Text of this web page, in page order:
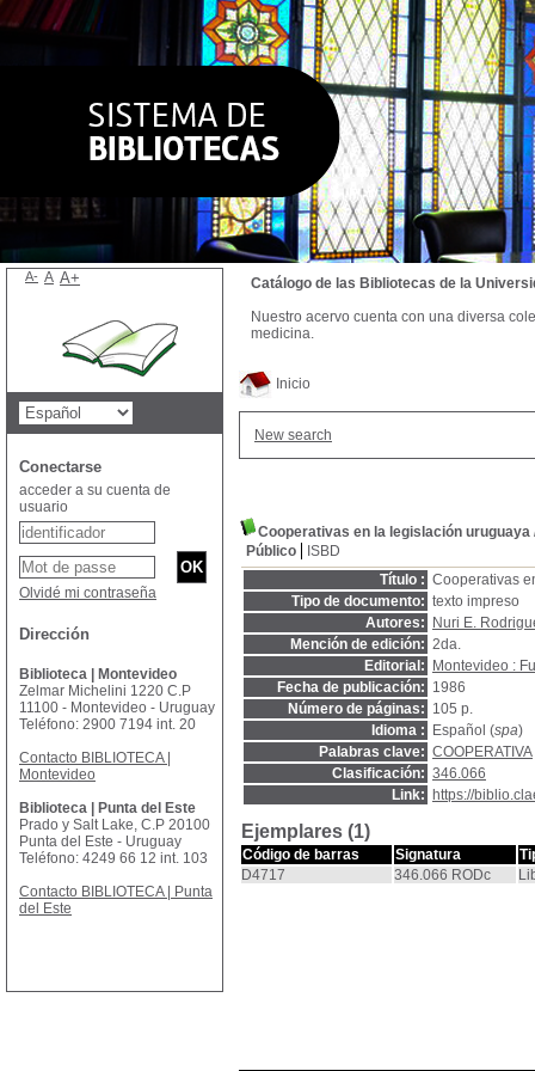
Inicio
New search
Cooperativas en la legislación uruguaya
Público
ISBD
Título : Cooperativas
Tipo de documento: texto impreso
Autores:
Nuri E.
Mención de edición: 2da.
Editorial:
Montevideo :
Fecha de publicación: 1986
Número de páginas: 105 p.
Idioma :
Español (spa)
Palabras clave: COOPERATIVA
Clasificación: 346.066
Link:
https://
Ejemplares (1)
Código de barras Signatura
D4717
346.066 RODc
Catálogo de las Bibliotecas de la
Nuestro acervo cuenta con una diversa
medicina.
A- A A+
Conectarse
acceder a su cuenta de
usuario
Olvidé mi contraseña
Dirección
Biblioteca | Montevideo
Zelmar Michelini 1220 C.P
11100 - Montevideo - Uruguay
Teléfono: 2900 7194 int. 20
Contacto BIBLIOTECA |
Montevideo
Biblioteca | Punta del Este
Prado y Salt Lake, C.P 20100
Punta del Este - Uruguay
Teléfono: 4249 66 12 int. 103
Contacto BIBLIOTECA | Punta
del Este